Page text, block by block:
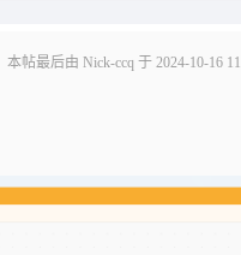
本帖最后由 Nick-ccq 于 2024-10-16